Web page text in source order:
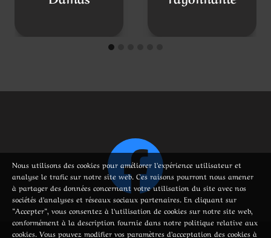
Nous utilisons des cookies pour améliorer l’expérience utilisateur et
analyse le trafic sur notre site web. Ces raisons pourront nous amener
à partager des données concernant votre utilisation du site avec nos
sociétés d’analyses et réseaux sociaux partenaires. En cliquant sur
“Accepter“, vous consentez à l’utilisation de cookies sur notre site web,
conformément à la description fournie dans notre politique relative aux
cookies. Vous pouvez modifier vos paramètres d’acceptation des cookies à